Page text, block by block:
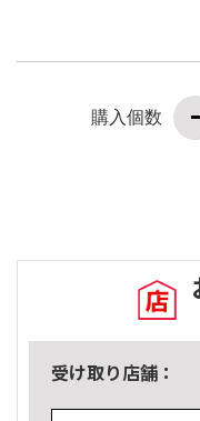
購入個数
受け取り店舗：